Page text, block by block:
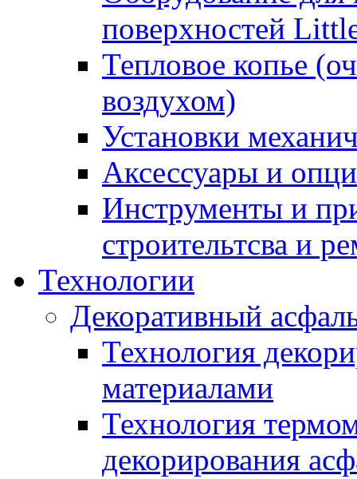
поверхностей
Тепловое копье
воздухом)
Установки
Аксессуары и
Инструменты и
строительтсва и
Технологии
Декоративный
Технология
материалами
Технология
декорирования